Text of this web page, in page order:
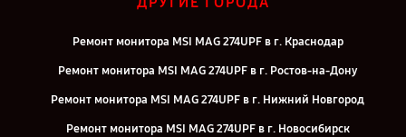
Ремонт монитора MSI MAG 274UPF в г. Краснодар
Ремонт монитора MSI MAG 274UPF в г. Ростов-на-Дону
Ремонт монитора MSI MAG 274UPF в г. Нижний Новгород
Ремонт монитора MSI MAG 274UPF в г. Новосибирск